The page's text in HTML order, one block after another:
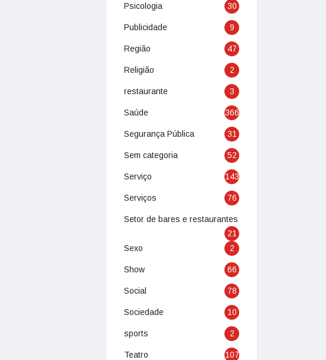
Psicologia 30
Publicidade 9
Região 47
Religião 2
restaurante 3
Saúde 366
Segurança Pública 31
Sem categoria 52
Serviço 143
Serviços 76
Setor de bares e restaurantes
21
Sexo
2
Show 66
Social 78
Sociedade 10
sports 2
Teatro 107